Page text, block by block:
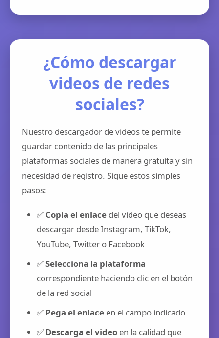
¿Cómo descargar
videos de redes
sociales?
Nuestro descargador de videos te permite
guardar contenido de las principales
plataformas sociales de manera gratuita y sin
necesidad de registro. Sigue estos simples
pasos:
✅ Copia el enlace del video que deseas
descargar desde Instagram, TikTok,
YouTube, Twitter o Facebook
✅Selecciona la plataforma
correspondiente haciendo clic en el botón
de la red social
✅ Pega el enlace en el campo indicado
✅ Descarga el video en la calidad que